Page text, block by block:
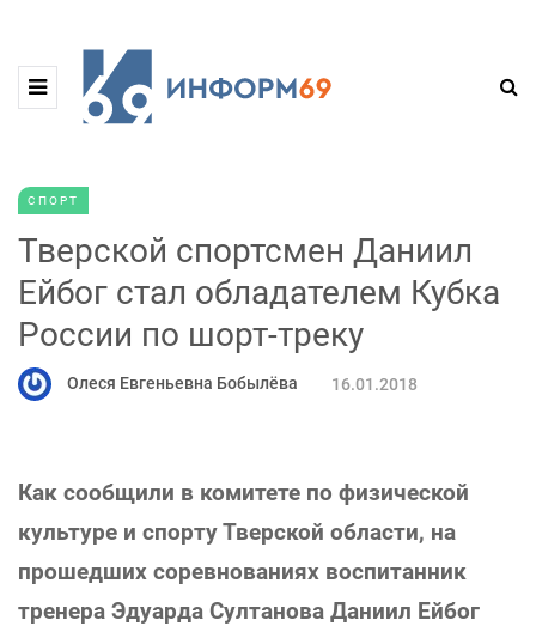
СПОРТ
Тверской спортсмен Даниил
Ейбог стал обладателем Кубка
России по шорт-треку
Олеся Евгеньевна Бобылёва 16.01.2018
Как сообщили в комитете по физической
культуре и спорту Тверской области, на
прошедших соревнованиях воспитанник
тренера Эдуарда Султанова Даниил Ейбог